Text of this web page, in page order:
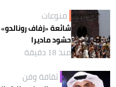
منوعات
شائعة «زفاف
حشود ماديرا
منذ 18 دقيقة
ثقافة وفن